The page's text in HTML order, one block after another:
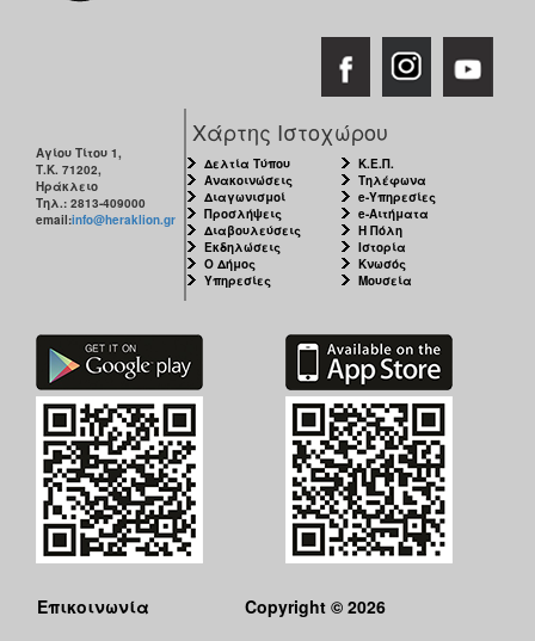
Αγίου Τίτου 1,
Τ.Κ. 71202,
Ηράκλειο
Τηλ.: 2813-409000
email:info@heraklion.gr
Χάρτης Ιστοχώρου
Δελτία Τύπου
Ανακοινώσεις
Διαγωνισμοί
Προσλήψεις
Διαβουλεύσεις
Εκδηλώσεις
Ο Δήμος
Υπηρεσίες
Κ.Ε.Π.
Τηλέφωνα
e-Υπηρεσίες
e-Αιτήματα
Η Πόλη
Ιστορία
Κνωσός
Μουσεία
Επικοινωνία
Copyright © 2026